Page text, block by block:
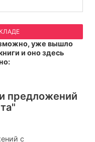
уже вышло
и оно здесь
предложений
с